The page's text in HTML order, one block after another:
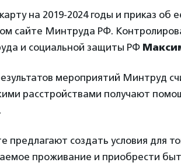
на 2019-2024 годы и приказ об
сайте Минтруда РФ.
и социальной защиты РФ
мероприятий Минтруд
расстройствами получают
предлагают создать условия для
проживание и приобрести